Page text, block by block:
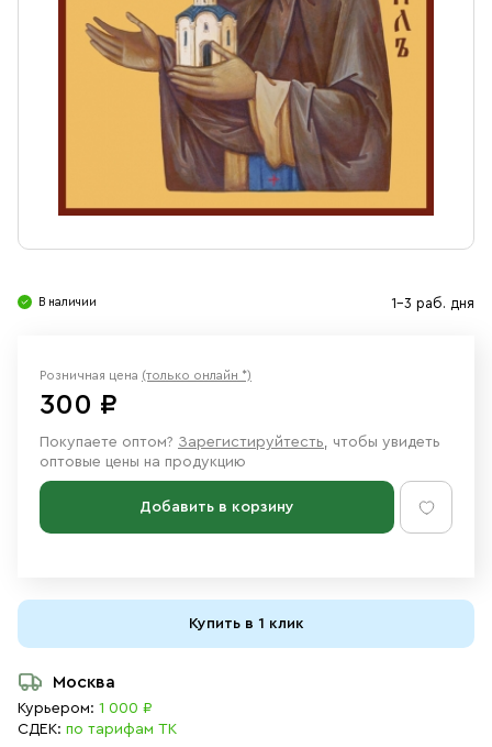
Ювелирные изделия
В наличии 1-3 раб. дня
Розничная цена (только онлайн *)
300 ₽
Покупаете оптом? Зарегистируйтесть, чтобы увидеть
оптовые цены на продукцию
Добавить в корзину
Купить в 1 клик
Москва
Курьером: 1 000 ₽
СДЕК: по тарифам ТК